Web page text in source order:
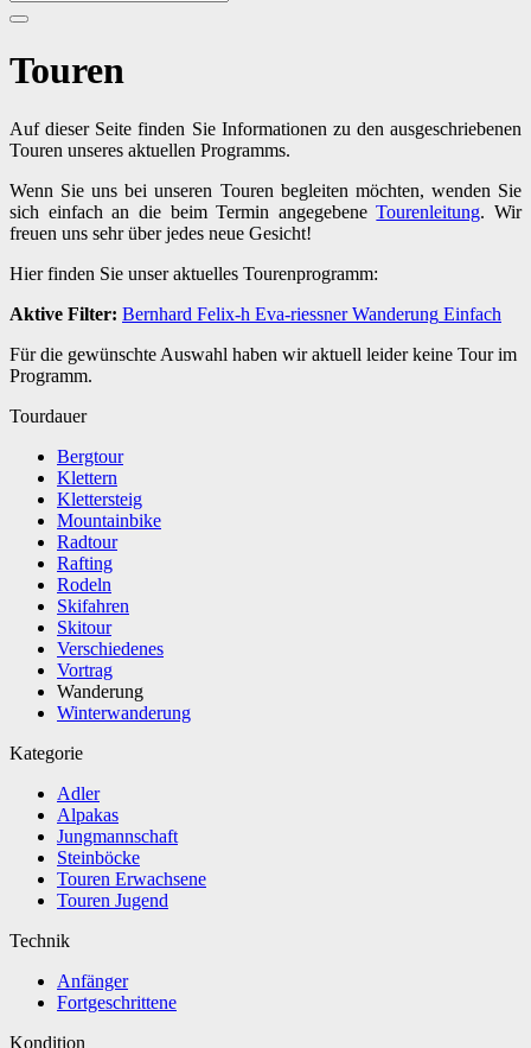
Touren
Auf dieser Seite finden Sie Informationen zu den ausgeschriebenen
Touren unseres aktuellen Programms.
Wenn Sie uns bei unseren Touren begleiten möchten, wenden Sie
sich einfach an die beim Termin angegebeneTourenleitung. Wir
freuen uns sehr über jedes neue Gesicht!
Hier finden Sie unser aktuelles Tourenprogramm:
Aktive Filter: Bernhard Felix-h Eva-riessnerWanderung Einfach
Für die gewünschte Auswahl haben wir aktuell leider keine Tour im
Programm.
Tourdauer
Bergtour
Klettern
Klettersteig
Mountainbike
Radtour
Rafting
Rodeln
Skifahren
Skitour
Verschiedenes
Vortrag
Wanderung
Winterwanderung
Kategorie
Adler
Alpakas
Jungmannschaft
Steinböcke
Touren Erwachsene
Touren Jugend
Technik
Anfänger
Fortgeschrittene
Kondition